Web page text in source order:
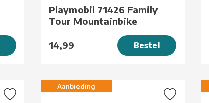
Playmobil 71426 Family
Tour Mountainbike
14,99 Bestel
Aanbieding